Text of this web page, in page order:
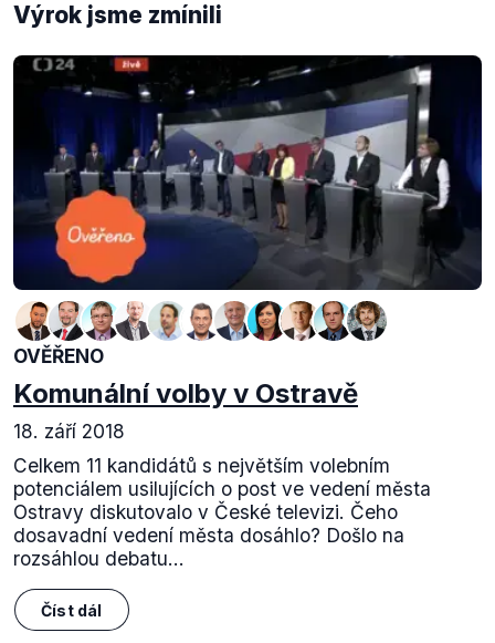
Výrok jsme zmínili
OVĚŘENO
Komunální volby v Ostravě
18. září 2018
Celkem 11 kandidátů s největším volebním
potenciálem usilujících o post ve vedení města
Ostravy diskutovalo v České televizi. Čeho
dosavadní vedení města dosáhlo? Došlo na
rozsáhlou debatu...
Číst dál